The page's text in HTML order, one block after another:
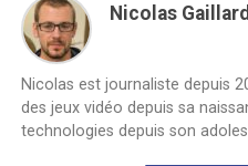
Nicolas Gaillard
Nicolas est journaliste depuis
des jeux vidéo depuis sa
technologies depuis son